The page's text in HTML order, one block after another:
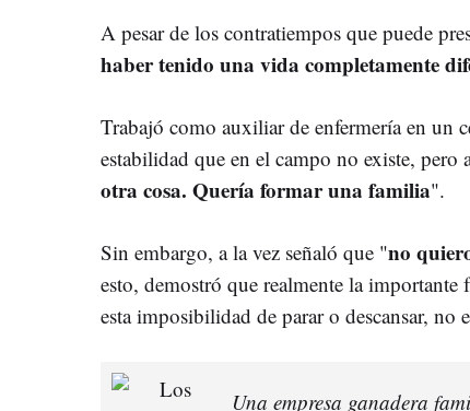
A pesar de los contratiempos que puede
haber tenido una vida completamente
Trabajó como auxiliar de enfermería en un
estabilidad que en el campo no existe,
otra cosa. Quería formar una familia".
Sin embargo, a la vez señaló que "no
esto, demostró que realmente la importante
esta imposibilidad de parar o descansar, no
Una empresa ganadera